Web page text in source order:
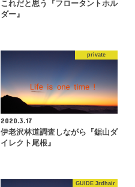
これだと思う『フロータントホル
ダー』
private
2020.3.17
伊老沢林道調査しながら『鋸山ダ
イレクト尾根』
GUIDE 3rdhair